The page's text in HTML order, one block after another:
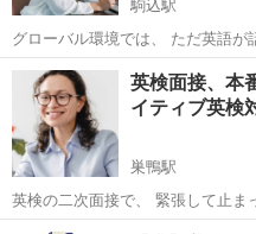
駒込駅
グローバル環境では、 ただ英語が話せるだ
入れる。 自分の意見を伝えられる。 雑談が
東京 文京区 駒込駅 英
英検面接、本
イティブ英検
巣鴨駅
英検の二次面接で、 緊張して止まってしまう。 質問が聞き取れない。
何を答えればいいかわからない。 そんな不安を減らすための、 ネイテ